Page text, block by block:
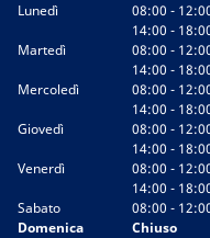
Lunedì
08:00 -
14:00 -
Martedì
08:00 -
14:00 -
Mercoledì
08:00 -
14:00 -
Giovedì
08:00 -
14:00 -
Venerdì
08:00 -
14:00 -
Sabato
08:00 -
Domenica
Chiuso